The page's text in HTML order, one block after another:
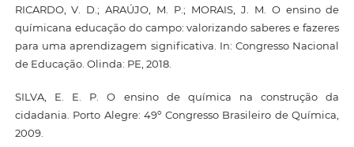
RICARDO, V. D.; ARAÚJO, M. P.; MORAIS, J. M. O ensino de
químicana educação do campo: valorizando saberes e fazeres
para uma aprendizagem significativa. In: Congresso Nacional
de Educação. Olinda: PE, 2018.
SILVA, E. E. P. O ensino de química na construção da
cidadania. Porto Alegre: 49º Congresso Brasileiro de Química,
2009.